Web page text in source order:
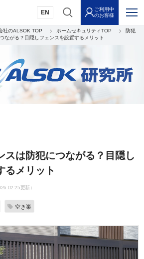
EN
ご利用中
のお客様
社のALSOK TOP ホームセキュリティTOP
防犯
ながる？目隠しフェンスを設置するメリット
スは防犯につながる？目隠し
るメリット
更新）
空き巣